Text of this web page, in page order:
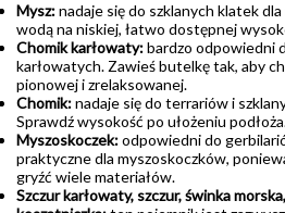
Mysz:nadaje się do szklanych klatek
wodą na niskiej, łatwo dostępnej
Chomik karłowaty:bardzo odpowiedni
karłowatych. Zawieś butelkę tak, aby
pionowej i zrelaksowanej.
Chomik:nadaje się do terrariów i
Sprawdź wysokość po ułożeniu
Myszoskoczek:odpowiedni do
praktyczne dla myszoskoczków,
gryźć wiele materiałów.
Szczur karłowaty, szczur, świnka